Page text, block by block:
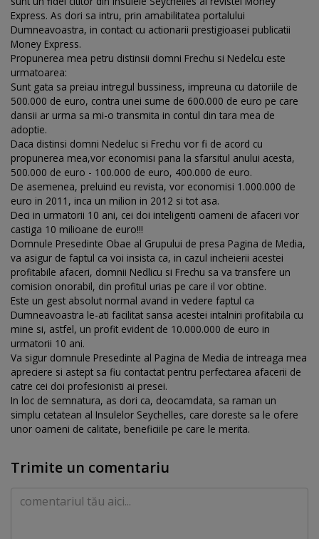
Express. As dori sa intru, prin amabilitatea portalului
Dumneavoastra, in contact cu actionarii prestigioasei publicatii
Money Express.
Propunerea mea petru distinsii domni Frechu si Nedelcu este
urmatoarea:
Sunt gata sa preiau intregul bussiness, impreuna cu datoriile de
500.000 de euro, contra unei sume de 600.000 de euro pe care
dansii ar urma sa mi-o transmita in contul din tara mea de
adoptie.
Daca distinsi domni Nedeluc si Frechu vor fi de acord cu
propunerea mea,vor economisi pana la sfarsitul anului acesta,
500.000 de euro - 100.000 de euro, 400.000 de euro.
De asemenea, preluind eu revista, vor economisi 1.000.000 de
euro in 2011, inca un milion in 2012 si tot asa.
Deci in urmatorii 10 ani, cei doi inteligenti oameni de afaceri vor
castiga 10 milioane de euro!!!
Domnule Presedinte Obae al Grupului de presa Pagina de Media,
va asigur de faptul ca voi insista ca, in cazul incheierii acestei
profitabile afaceri, domnii Nedlicu si Frechu sa va transfere un
comision onorabil, din profitul urias pe care il vor obtine.
Este un gest absolut normal avand in vedere faptul ca
Dumneavoastra le-ati facilitat sansa acestei intalniri profitabila cu
mine si, astfel, un profit evident de 10.000.000 de euro in
urmatorii 10 ani.
Va sigur domnule Presedinte al Pagina de Media de intreaga mea
apreciere si astept sa fiu contactat pentru perfectarea afacerii de
catre cei doi profesionisti ai presei.
In loc de semnatura, as dori ca, deocamdata, sa raman un
simplu cetatean al Insulelor Seychelles, care doreste sa le ofere
unor oameni de calitate, beneficiile pe care le merita.
Trimite un comentariu
Comentariu